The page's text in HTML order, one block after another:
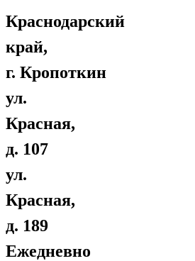
Краснодарский
край,
г. Кропоткин
ул.
Красная,
д. 107
ул.
Красная,
д. 189
Ежедневно